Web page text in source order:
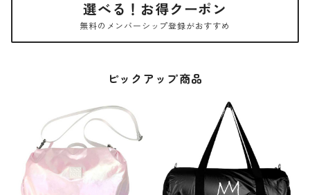
選べる！お得クーポン
無料のメンバーシップ登録がおすすめ
ピックアップ商品